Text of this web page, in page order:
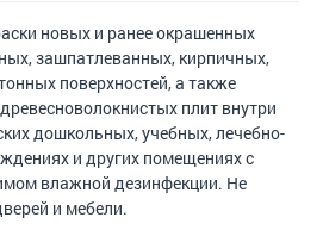
новых и ранее окрашенных
зашпатлеванных, кирпичных,
поверхностей, а также
плит внутри
дошкольных, учебных, лечебно-
и других помещениях с
влажной дезинфекции. Не
и мебели.